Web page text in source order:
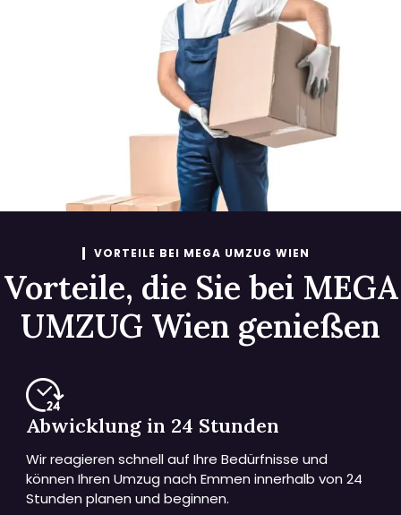
VORTEILE BEI MEGA UMZUG WIEN
Vorteile, die Sie bei MEGA
UMZUG Wien genießen
Abwicklung in 24 Stunden
Wir reagieren schnell auf Ihre Bedürfnisse und
können Ihren Umzug nach Emmen innerhalb von 24
Stunden planen und beginnen.